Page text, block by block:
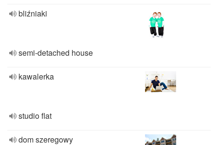
bliźniaki
semi-detached house
kawalerka
studio flat
dom szeregowy